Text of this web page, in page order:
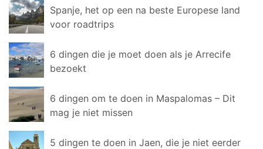
Spanje, het op een na beste Europese land
voor roadtrips
6 dingen die je moet doen als je Arrecife
bezoekt
6 dingen om te doen in Maspalomas – Dit
mag je niet missen
5 dingen te doen in Jaen, die je niet eerder